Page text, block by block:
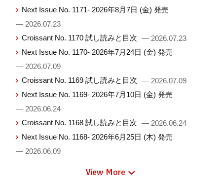
Next Issue No. 1171- 2026年8月7日 (金) 発売
— 2026.07.23
Croissant No. 1170 試し読みと目次 — 2026.07.23
Next Issue No. 1170- 2026年7月24日 (金) 発売
— 2026.07.09
Croissant No. 1169 試し読みと目次 — 2026.07.09
Next Issue No. 1169- 2026年7月10日 (金) 発売
— 2026.06.24
Croissant No. 1168 試し読みと目次 — 2026.06.24
Next Issue No. 1168- 2026年6月25日 (木) 発売
— 2026.06.09
View More